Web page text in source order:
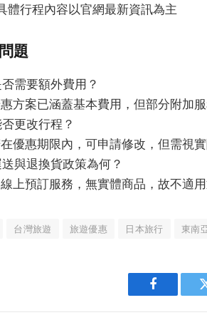
體行程內容以官網最新資訊為主
題
否需要額外費用？
方案已涵蓋基本費用，但部分附加服
更改行程？
優惠期限內，可申請修改，但需視實
送與退換貨政策為何？
上預訂服務，無實體商品，故不適用
台灣旅遊 旅遊優惠 日本旅行 東南
Facebook